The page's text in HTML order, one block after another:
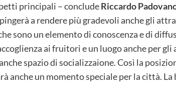
principali – concludeRiccardo
a rendere più gradevoli anche gli
sono un elemento di conoscenza e di
ai fruitori e un luogo anche per
spazio di socializzaione. Così la
un momento speciale per la città. La